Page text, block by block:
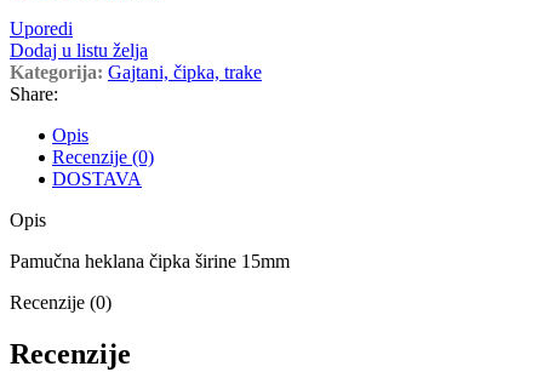
Uporedi
Dodaj u listu želja
Kategorija: Gajtani, čipka, trake
Share:
Opis
Recenzije (0)
DOSTAVA
Opis
Pamučna heklana čipka širine 15mm
Recenzije (0)
Recenzije